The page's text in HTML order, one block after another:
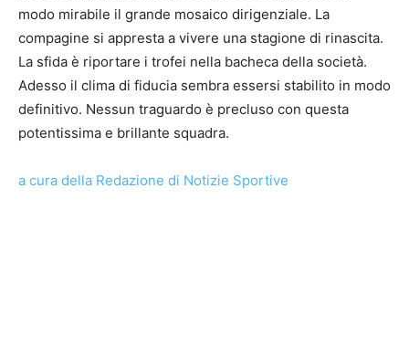
modo mirabile il grande mosaico dirigenziale. La
compagine si appresta a vivere una stagione di rinascita.
La sfida è riportare i trofei nella bacheca della società.
Adesso il clima di fiducia sembra essersi stabilito in modo
definitivo. Nessun traguardo è precluso con questa
potentissima e brillante squadra.
a cura della Redazione di Notizie Sportive